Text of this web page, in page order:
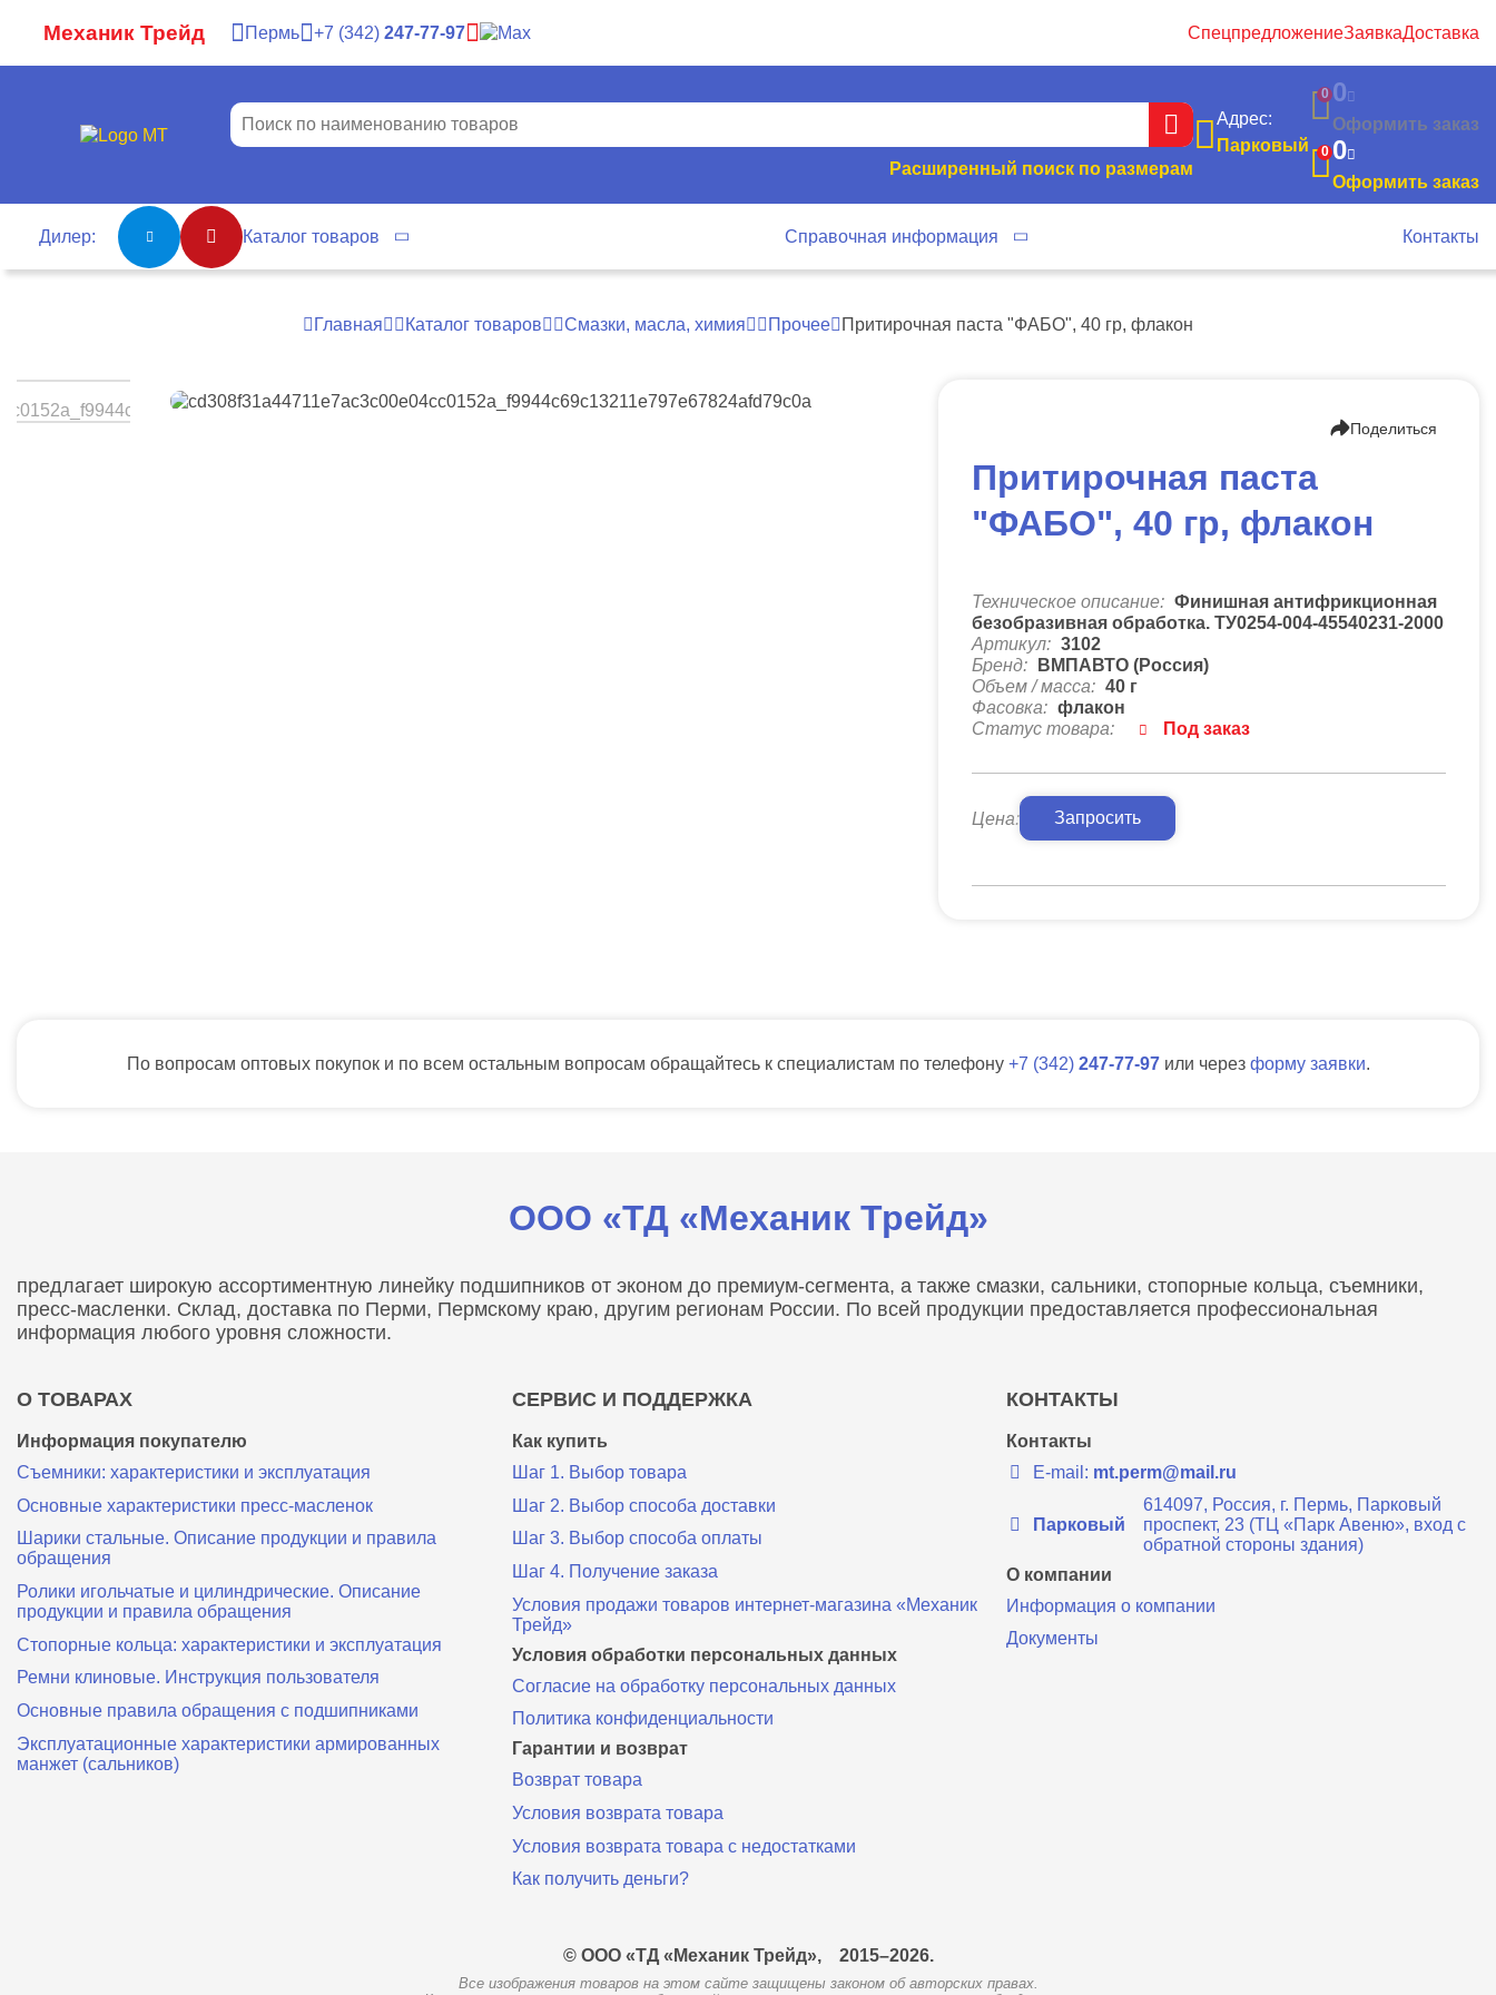
Механик Трейд Пермь 7 342 247-77-97 СпецпредложениеЗаявкаДоставка
Расширенный поиск по размерам
Адрес:
Парковый
0 0
Оформить заказ
0 0
Оформить заказ
Дилер: Каталог товаров Справочная информация Контакты
Главная Каталог товаров Смазки, масла, химия Прочее Притирочная паста "ФАБО", 40 гр, флакон
Поделиться
Притирочная паста
"ФАБО", 40 гр, флакон
Техническое описание: Финишная антифрикционная
безобразивная обработка. ТУ0254-004-45540231-2000
Артикул: 3102
Бренд:
ВМПАВТО (Россия)
Объем / масса: 40 г
Фасовка: флакон
Статус товара:
Под заказ
Цена: Запросить
По вопросам оптовых покупок и по всем остальным вопросам обращайтесь к специалистам по телефону 7 342 247-77-97 или через форму заявки.
ООО «ТД «Механик Трейд»
предлагает широкую ассортиментную линейку подшипников от эконом до премиум-сегмента, а также смазки, сальники, стопорные кольца, съемники,
пресс-масленки. Склад, доставка по Перми, Пермскому краю, другим регионам России. По всей продукции предоставляется профессиональная
информация любого уровня сложности.
О ТОВАРАХ
Информация покупателю
Съемники: характеристики и эксплуатация
Основные характеристики пресс‑масленок
Шарики стальные. Описание продукции и правила
обращения
Ролики игольчатые и цилиндрические. Описание
продукции и правила обращения
Стопорные кольца: характеристики и эксплуатация
Ремни клиновые. Инструкция пользователя
Основные правила обращения с подшипниками
Эксплуатационные характеристики армированных
манжет (сальников)
СЕРВИС И ПОДДЕРЖКА
Как купить
Шаг 1. Выбор товара
Шаг 2. Выбор способа доставки
Шаг 3. Выбор способа оплаты
Шаг 4. Получение заказа
Условия продажи товаров интернет-магазина «Механик
Трейд»
Условия обработки персональных данных
Согласие на обработку персональных данных
Политика конфиденциальности
Гарантии и возврат
Возврат товара
Условия возврата товара
Условия возврата товара с недостатками
Как получить деньги?
КОНТАКТЫ
Контакты
E-mail: mt.perm@mail.ru
Парковый
614097, Россия, г. Пермь, Парковый
проспект, 23 (ТЦ «Парк Авеню», вход с
обратной стороны здания)
О компании
Информация о компании
Документы
© ООО «ТД «Механик Трейд», 2015–2026.
Все изображения товаров на этом сайте защищены законом об авторских правах.